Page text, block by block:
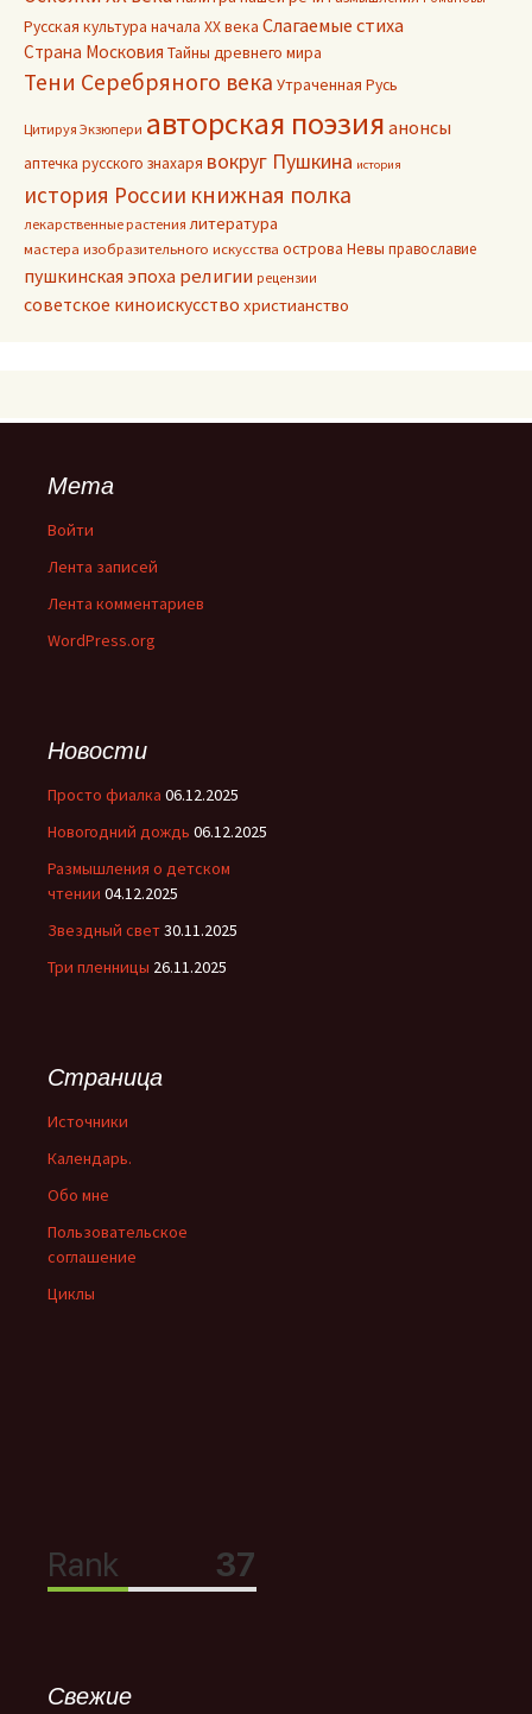
Русская культура начала ХХ века Слагаемые стиха
Страна Московия Тайны древнего мира
Тени Серебряного века Утраченная Русь
Цитируя Экзюпери авторская поэзия анонсы
аптечка русского знахаря вокруг Пушкина история
история России книжная полка
лекарственные растения литература
мастера изобразительного искусства острова Невы православие
пушкинская эпоха религии рецензии
советское киноискусство христианство
Мета
Войти
Лента записей
Лента комментариев
WordPress.org
Новости
Просто фиалка 06.12.2025
Новогодний дождь 06.12.2025
Размышления о детском
чтении 04.12.2025
Звездный свет30.11.2025
Три пленницы 26.11.2025
Страница
Источники
Календарь.
Обо мне
Пользовательское
соглашение
Циклы
Свежие